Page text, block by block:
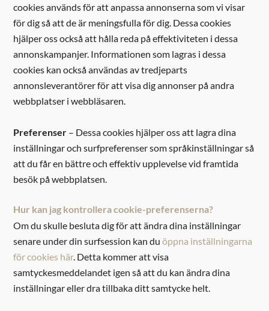
cookies används för att anpassa annonserna som vi visar
för dig så att de är meningsfulla för dig. Dessa cookies
hjälper oss också att hålla reda på effektiviteten i dessa
annonskampanjer. Informationen som lagras i dessa
cookies kan också användas av tredjeparts
annonsleverantörer för att visa dig annonser på andra
webbplatser i webbläsaren.
Preferenser – Dessa cookies hjälper oss att lagra dina
inställningar och surfpreferenser som språkinställningar så
att du får en bättre och effektiv upplevelse vid framtida
besök på webbplatsen.
Hur kan jag kontrollera cookie-preferenserna?
Om du skulle besluta dig för att ändra dina inställningar
senare under din surfsession kan duöppna inställningarna
för cookies här. Detta kommer att visa
samtyckesmeddelandet igen så att du kan ändra dina
inställningar eller dra tillbaka ditt samtycke helt.